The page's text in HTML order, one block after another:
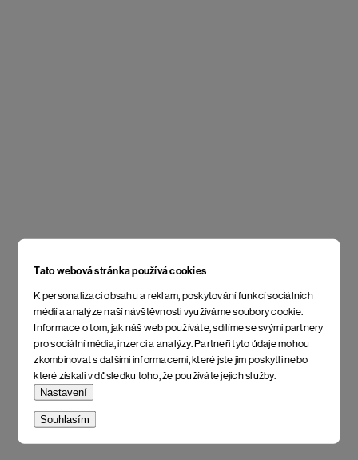
Tato webová stránka používá cookies
K personalizaci obsahu a reklam, poskytování funkcí sociálních
médií a analýze naší návštěvnosti využíváme soubory cookie.
Informace o tom, jak náš web používáte, sdílíme se svými partnery
pro sociální média, inzerci a analýzy. Partneři tyto údaje mohou
zkombinovat s dalšími informacemi, které jste jim poskytli nebo
které získali v důsledku toho, že používáte jejich služby.
Nastavení
Souhlasím